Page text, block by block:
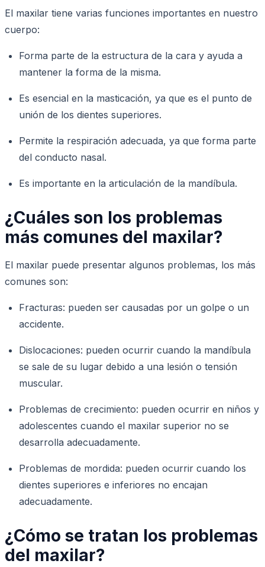
El maxilar tiene varias funciones importantes en nuestro
cuerpo:
Forma parte de la estructura de la cara y ayuda a
mantener la forma de la misma.
Es esencial en la masticación, ya que es el punto de
unión de los dientes superiores.
Permite la respiración adecuada, ya que forma parte
del conducto nasal.
Es importante en la articulación de la mandíbula.
¿Cuáles son los problemas
más comunes del maxilar?
El maxilar puede presentar algunos problemas, los más
comunes son:
Fracturas: pueden ser causadas por un golpe o un
accidente.
Dislocaciones: pueden ocurrir cuando la mandíbula
se sale de su lugar debido a una lesión o tensión
muscular.
Problemas de crecimiento: pueden ocurrir en niños y
adolescentes cuando el maxilar superior no se
desarrolla adecuadamente.
Problemas de mordida: pueden ocurrir cuando los
dientes superiores e inferiores no encajan
adecuadamente.
¿Cómo se tratan los problemas
del maxilar?